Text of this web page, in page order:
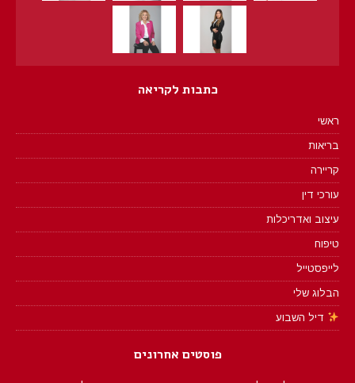
כתבות לקריאה
ראשי
בריאות
קריירה
עורכי דין
עיצוב ואדריכלות
טיפוח
לייפסטייל
הבלוג שלי
דיל השבוע
פוסטים אחרונים